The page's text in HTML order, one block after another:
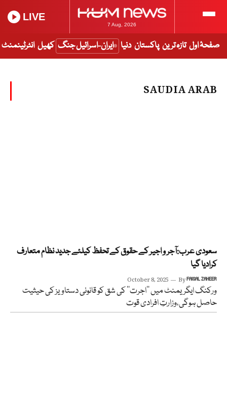
7 Aug, 2026
LIVE
صفحۂ اول تازہ ترین پاکستان دنیا ایران-اسرائیل جنگ کھیل انٹرٹینمنٹ
SAUDIA ARAB
سعودی عرب:آجر و اجیر کے حقوق کے تحفظ کیلئے جدید نظام متعارف
کرادیا گیا
October 8, 2025 ByFAISAL ZAHEER
ورکنگ ایگریمنٹ میں ’’اجرت‘‘ کی شق کو قانونی دستاویز کی حیثیت
حاصل ہوگی،وزارتِ افرادی قوت